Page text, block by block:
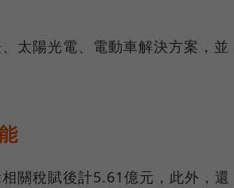
太陽光電、電動車解決方案，並
關稅賦後計5.61億元，此外，還